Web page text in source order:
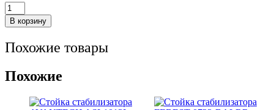
Количество
товара
Стойка
TrustAuto
6297
(48819-
20030)
В корзину
Похожие товары
Похожие